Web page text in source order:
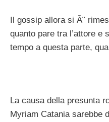
Il gossip allora si Ã¨
quanto pare tra l’attore e
tempo a questa parte,
La causa della presunta
Myriam Catania sarebbe